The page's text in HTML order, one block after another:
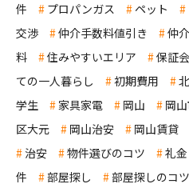
件
プロパンガス ペット
交渉
仲介手数料値引き 仲
料
住みやすいエリア 保証
ての一人暮らし
初期費用
学生
家具家電 岡山 岡
区大元
岡山治安 岡山賃貸
治安
物件選びのコツ 礼金
件
部屋探し 部屋探しのコツ